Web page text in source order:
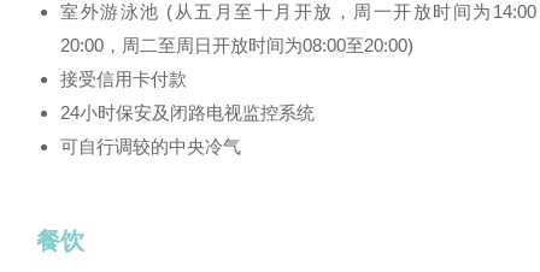
室外游泳池 (从五月至十月开放，周一开放时间为14:00
20:00，周二至周日开放时间为08:00至20:00)
接受信用卡付款
24小时保安及闭路电视监控系统
可自行调较的中央冷气
餐饮